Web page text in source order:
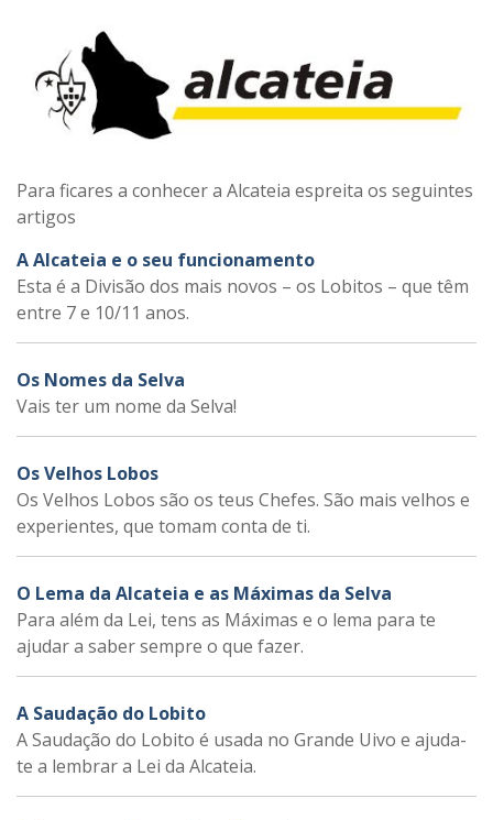
Para ficares a conhecer a Alcateia espreita os seguintes
artigos
A Alcateia e o seu funcionamento
Esta é a Divisão dos mais novos – os Lobitos – que têm
entre 7 e 10/11 anos.
Os Nomes da Selva
Vais ter um nome da Selva!
Os Velhos Lobos
Os Velhos Lobos são os teus Chefes. São mais velhos e
experientes, que tomam conta de ti.
O Lema da Alcateia e as Máximas da Selva
Para além da Lei, tens as Máximas e o lema para te
ajudar a saber sempre o que fazer.
A Saudação do Lobito
A Saudação do Lobito é usada no Grande Uivo e ajuda-
te a lembrar a Lei da Alcateia.